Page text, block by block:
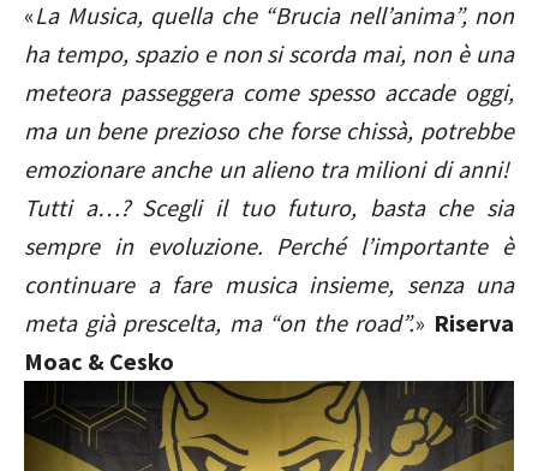
«La Musica, quella che “Brucia nell’anima”, non
ha tempo, spazio e non si scorda mai, non è una
meteora passeggera come spesso accade oggi,
ma un bene prezioso che forse chissà, potrebbe
emozionare anche un alieno tra milioni di anni!
Tutti a…? Scegli il tuo futuro, basta che sia
sempre in evoluzione. Perché l’importante è
continuare a fare musica insieme, senza una
meta già prescelta, ma “on the road”.» Riserva
Moac & Cesko